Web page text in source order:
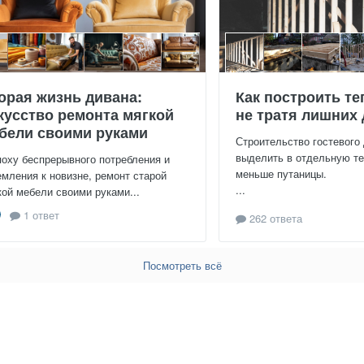
жизнь дивана:
ремонта мягкой
своими руками
беспрерывного потребления и
к новизне, ремонт старой
мебели своими руками...
1 ответ
Как построить
не тратя лишних
Строительство
выделить в отдельную
меньше путаницы.
...
262 ответа
Посмотреть всё